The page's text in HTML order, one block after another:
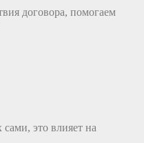
договора, помогаем
это влияет на